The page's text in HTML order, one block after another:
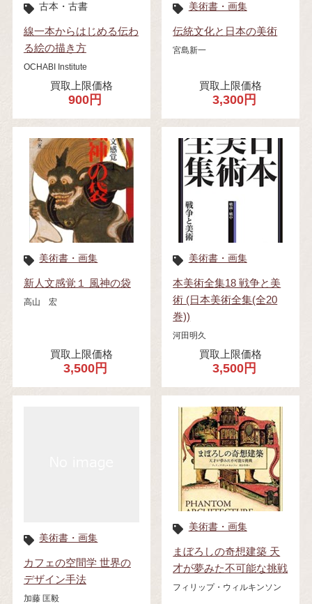
古本・古書
線一本からはじめる伝わ
る絵の描き方
OCHABI Institute
買取上限価格
900円
美術書・画集
伝統文化と日本の美術
宮島新一
買取上限価格
3,300円
美術書・画集
新人文感覚１ 風神の袋
高山 宏
買取上限価格
3,500円
美術書・画集
本美術全集18 戦争と美
術 (日本美術全集(全20
巻))
河田明久
買取上限価格
3,500円
美術書・画集
カフェの空間学 世界の
デザイン手法
加藤 匡毅
美術書・画集
まぼろしの奇想建築 天
才が夢みた不可能な挑戦
フィリップ・ウィルキンソン